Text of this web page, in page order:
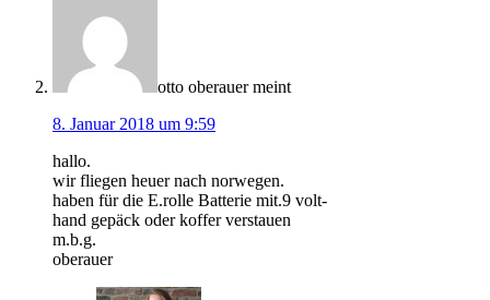
otto oberauer meint
8. Januar 2018 um 9:59
hallo.
wir fliegen heuer nach norwegen.
haben für die E.rolle Batterie mit.9 volt-
hand gepäck oder koffer verstauen
m.b.g.
oberauer